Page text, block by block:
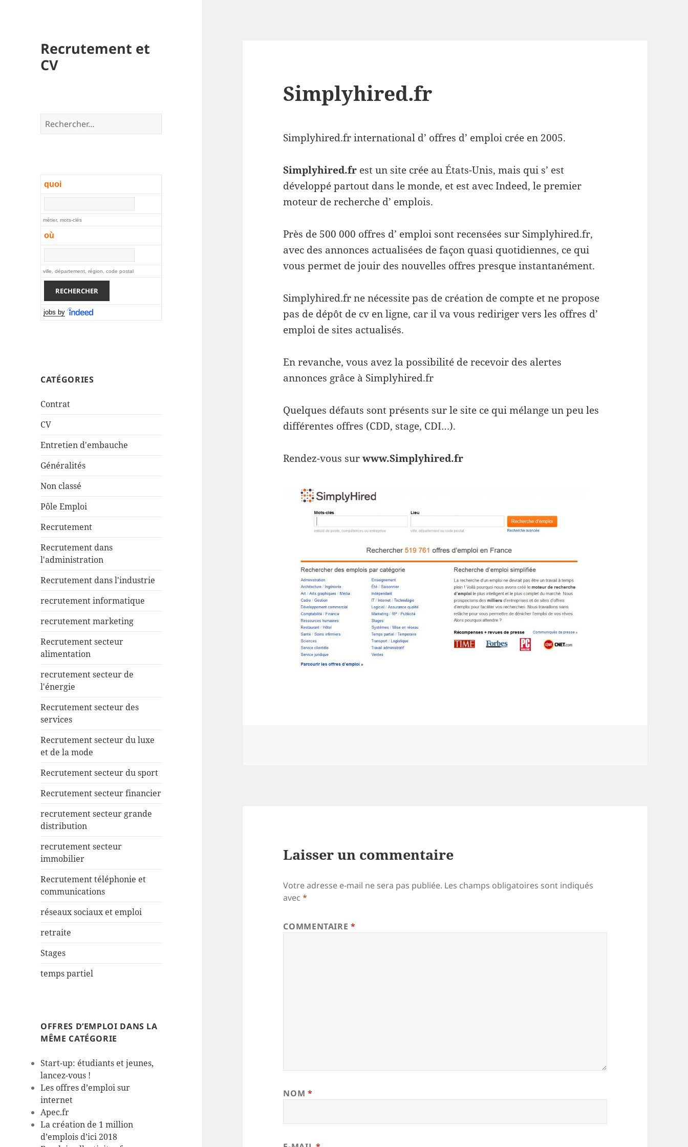
Recrutement et
CV
Rechercher :
quoi
métier, mots-clés
où
ville, département, région, code postal
jobs by
CATÉGORIES
Contrat
CV
Entretien d'embauche
Généralités
Non classé
Pôle Emploi
Recrutement
Recrutement dans
l'administration
Recrutement dans l'industrie
recrutement informatique
recrutement marketing
Recrutement secteur
alimentation
recrutement secteur de
l'énergie
Recrutement secteur des
services
Recrutement secteur du luxe
et de la mode
Recrutement secteur du sport
Recrutement secteur financier
recrutement secteur grande
distribution
recrutement secteur
immobilier
Recrutement téléphonie et
communications
réseaux sociaux et emploi
retraite
Stages
temps partiel
OFFRES D’EMPLOI DANS LA
MÊME CATÉGORIE
Start-up: étudiants et jeunes,
lancez-vous !
Les offres d’emploi sur
internet
Apec.fr
La création de 1 million
d’emplois d’ici 2018
Simplyhired.fr
Simplyhired.fr international d’ offres d’ emploi crée en 2005.
Simplyhired.fr est un site crée au États-Unis, mais qui s’ est
développé partout dans le monde, et est avec Indeed, le premier
moteur de recherche d’ emplois.
Près de 500 000 offres d’ emploi sont recensées sur Simplyhired.fr,
avec des annonces actualisées de façon quasi quotidiennes, ce qui
vous permet de jouir des nouvelles offres presque instantanément.
Simplyhired.fr ne nécessite pas de création de compte et ne propose
pas de dépôt de cv en ligne, car il va vous rediriger vers les offres d’
emploi de sites actualisés.
En revanche, vous avez la possibilité de recevoir des alertes
annonces grâce à Simplyhired.fr
Quelques défauts sont présents sur le site ce qui mélange un peu les
différentes offres (CDD, stage, CDI…).
Rendez-vous surwww.Simplyhired.fr
Laisser un commentaire
Votre adresse e-mail ne sera pas publiée. Les champs obligatoires sont indiqués
avec*
COMMENTAIRE*
NOM *